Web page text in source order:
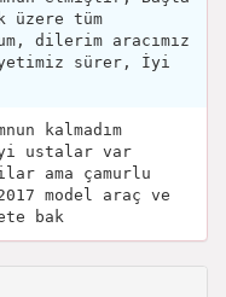
üzere tüm
dilerim aracımız
sürer, İyi
kalmadım
iyi ustalar var
ama çamurlu
model araç ve
bak